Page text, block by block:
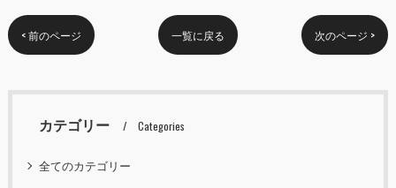
< 前のページ 一覧に戻る 次のページ >
カテゴリー Categories
全てのカテゴリー